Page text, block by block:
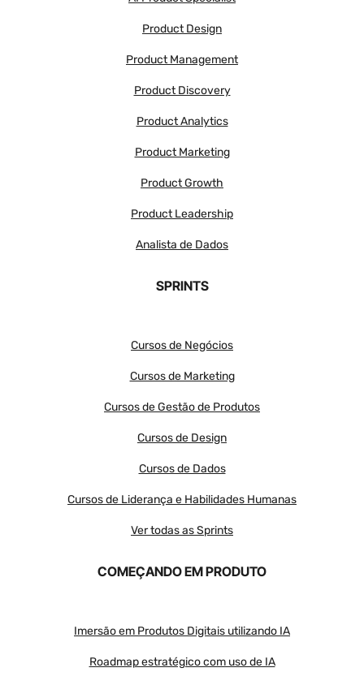
Product Design
Product Management
Product Discovery
Product Analytics
Product Marketing
Product Growth
Product Leadership
Analista de Dados
SPRINTS
Cursos de Negócios
Cursos de Marketing
Cursos de Gestão de Produtos
Cursos de Design
Cursos de Dados
Cursos de Liderança e Habilidades Humanas
Ver todas as Sprints
COMEÇANDO EM PRODUTO
Imersão em Produtos Digitais utilizando IA
Roadmap estratégico com uso de IA